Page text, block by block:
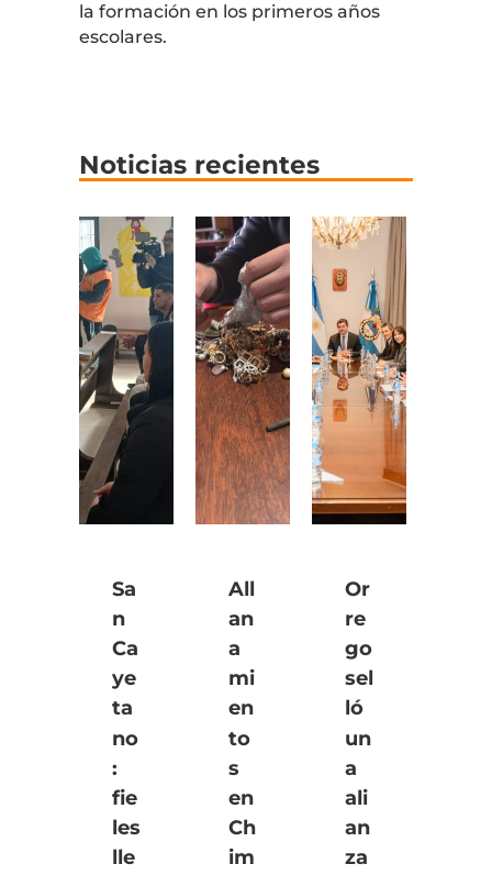
la formación en los primeros años
escolares.
Noticias recientes
Sa
n
Ca
ye
ta
no
:
fie
les
lle
All
an
a
mi
en
to
s
en
Ch
im
Or
re
go
sel
ló
un
a
ali
an
za